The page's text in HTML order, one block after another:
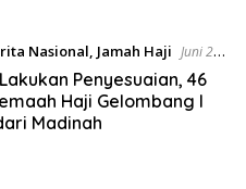
Nasional, Jamah Haji Juni 24,
Penyesuaian, 46
Haji Gelombang I
Madinah